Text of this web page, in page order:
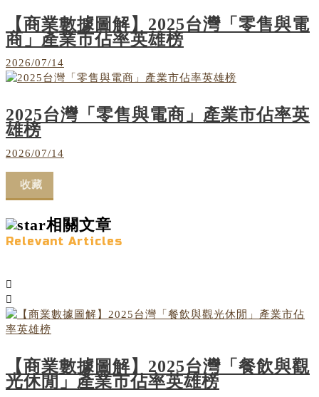
【商業數據圖解】2025台灣「零售與電
商」產業市佔率英雄榜
2026/07/14
2025台灣「零售與電商」產業市佔率英
雄榜
2026/07/14
收藏
相關文章
Relevant Articles
【商業數據圖解】2025台灣「餐飲與觀
光休閒」產業市佔率英雄榜